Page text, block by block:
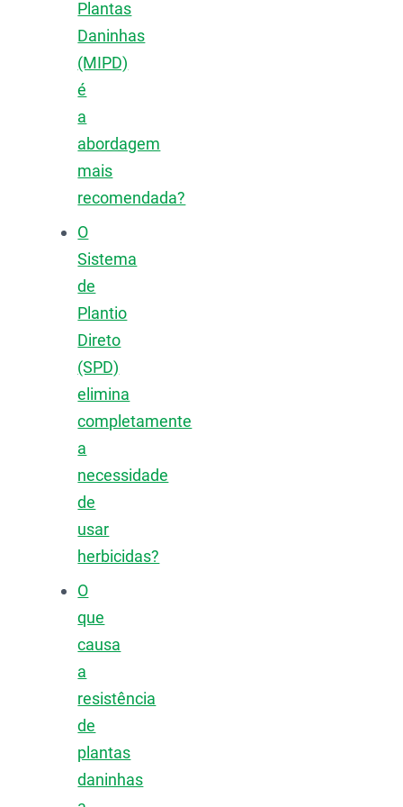
Plantas
Daninhas
(MIPD)
é
a
abordagem
mais
recomendada?
O
Sistema
de
Plantio
Direto
(SPD)
elimina
completamente
a
necessidade
de
usar
herbicidas?
O
que
causa
a
resistência
de
plantas
daninhas